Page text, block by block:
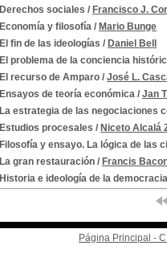
Derechos sociales / Francisco J.
Economía y filosofía / Mario Bunge
El fin de las ideologías / Daniel Bell
El problema de la conciencia
El recurso de Amparo / José L.
Ensayos de teoría económica / Jan
La estrategia de las negociaciones
Estudios procesales / Niceto Alcalá
Filosofía y ensayo. La lógica de las
La gran restauración / Francis
Historia e ideología de la
Página Principal -